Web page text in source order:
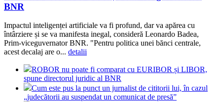
BNR
Impactul inteligenței artificiale va fi profund, dar va apărea cu
întârziere și se va manifesta inegal, consideră Leonardo Badea,
Prim-viceguvernator BNR. "Pentru politica unei bănci centrale,
acest decalaj are o... detalii
ROBOR nu poate fi comparat cu EURIBOR și LIBOR,
spune directorul juridic al BNR
Cum este pus la punct un jurnalist de cititorii lui, în cazul
„judecătorii au suspendat un comunicat de presă”